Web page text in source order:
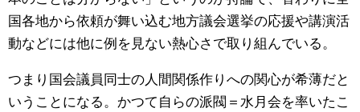
国各地から依頼が舞い込む地方議会選挙の応援や講演活
動などには他に例を見ない熱心さで取り組んでいる。
つまり国会議員同士の人間関係作りへの関心が希薄だと
いうことになる。かつて自らの派閥＝水月会を率いたこ